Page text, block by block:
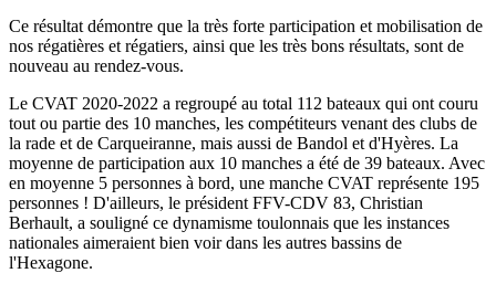
Ce résultat démontre que la très forte participation et mobilisation de
nos régatières et régatiers, ainsi que les très bons résultats, sont de
nouveau au rendez-vous.
Le CVAT 2020-2022 a regroupé au total 112 bateaux qui ont couru
tout ou partie des 10 manches, les compétiteurs venant des clubs de
la rade et de Carqueiranne, mais aussi de Bandol et d'Hyères. La
moyenne de participation aux 10 manches a été de 39 bateaux. Avec
en moyenne 5 personnes à bord, une manche CVAT représente 195
personnes ! D'ailleurs, le président FFV-CDV 83, Christian
Berhault, a souligné ce dynamisme toulonnais que les instances
nationales aimeraient bien voir dans les autres bassins de
l'Hexagone.